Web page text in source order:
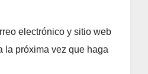
electrónico y sitio web
la próxima vez que haga